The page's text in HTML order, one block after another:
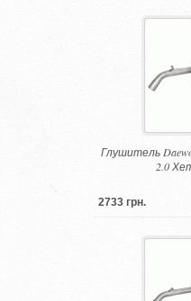
Глушитель
2.0
2733 грн.